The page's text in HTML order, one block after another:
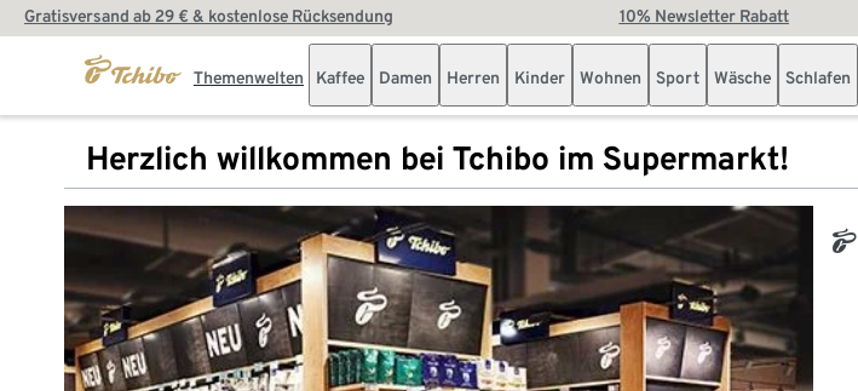
Gratisversand ab 29 € & kostenlose Rücksendung 10% Newsletter Rabatt
Themenwelten Kaffee Damen Herren Kinder Wohnen Sport Wäsche Schlafen
Herzlich willkommen bei Tchibo im Supermarkt!
tchibo_logo